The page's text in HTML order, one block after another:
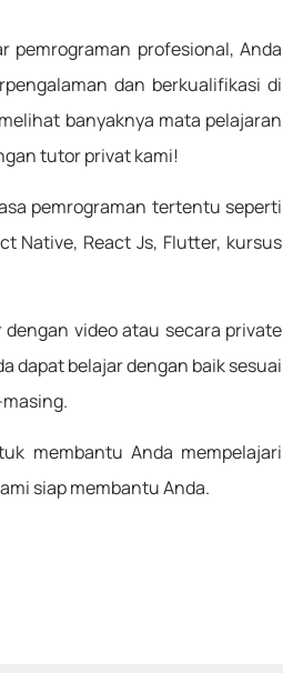
pemrograman profesional, Anda
dan berkualifikasi di
banyaknya mata pelajaran
tutor privat kami!
pemrograman tertentu seperti
Native, React Js, Flutter, kursus
video atau secara private
dapat belajar dengan baik sesuai
membantu Anda mempelajari
siap membantu Anda.